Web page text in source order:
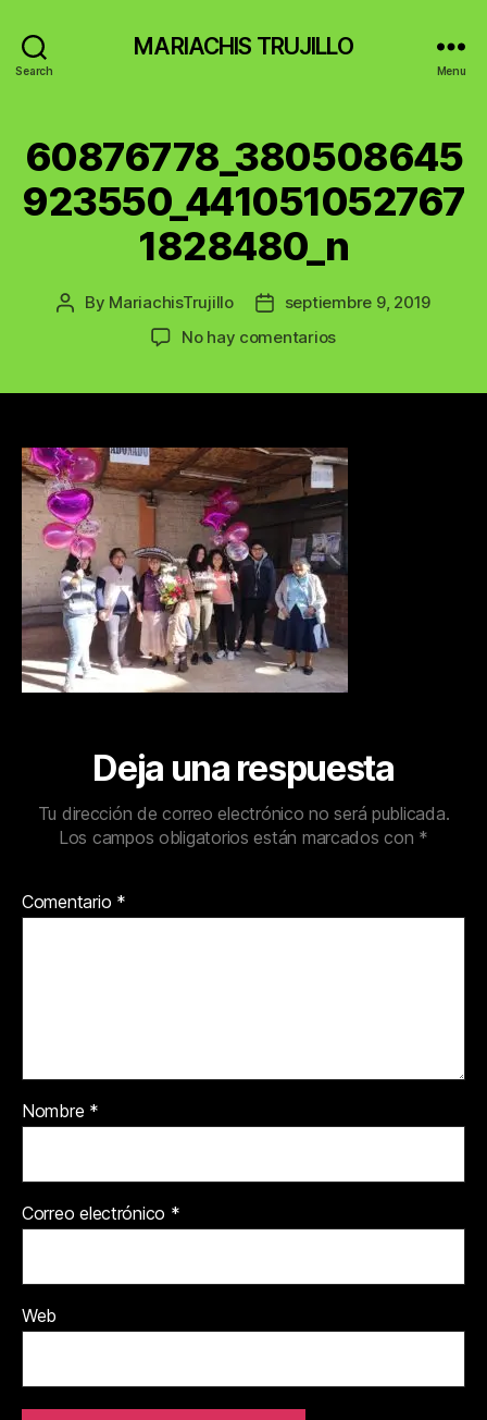
Search
MARIACHIS TRUJILLO
Menu
60876778_380508645
923550_441051052767
1828480_n
Post
By MariachisTrujillo
Post
date
septiembre 9, 2019
No hay comentariosen
Deja una respuesta
Tu dirección de correo electrónico no será publicada.
Los campos obligatorios están marcados con *
Comentario *
Nombre *
Correo electrónico *
Web